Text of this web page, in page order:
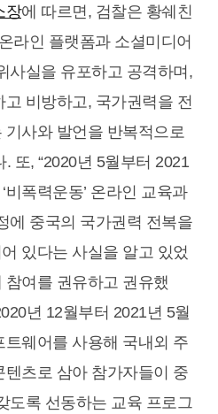
장에 따르면, 검찰은 황쉐친
라인 플랫폼과 소셜미디어
사실을 유포하고 공격하며,
비방하고, 국가권력을 전
사와 발언을 반복적으로
또, “2020년 5월부터 2021
비폭력운동’ 온라인 교육과
에 중국의 국가권력 전복을
있다는 사실을 알고 있었
여를 권유하고 권유했
년 12월부터 2021년 5월
웨어를 사용해 국내외 주
츠로 삼아 참가자들이 중
도록 선동하는 교육 프로그